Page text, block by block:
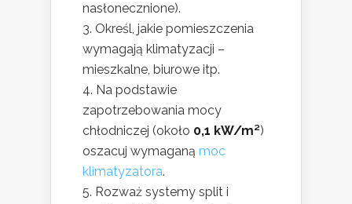
nasłonecznione).
Określ, jakie pomieszczenia
wymagają klimatyzacji –
mieszkalne, biurowe itp.
Na podstawie
zapotrzebowania mocy
chłodniczej (około 0,1 kW/m²)
oszacuj wymaganą moc
klimatyzatora.
Rozważ systemy split i